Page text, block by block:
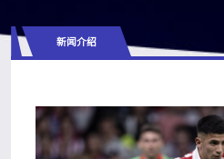
新闻介绍